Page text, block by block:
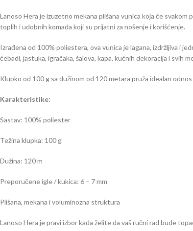
Lanoso Hera je izuzetno mekana plišana vunica koja će
toplih i udobnih komada koji su prijatni za nošenje i korišćenje.
Izrađena od 100% poliestera, ova vunica je lagana, izdržljiva i
ćebadi, jastuka, igračaka, šalova, kapa, kućnih dekoracija i svih
Klupko od 100 g sa dužinom od 120 metara pruža idealan
Karakteristike:
Sastav: 100% poliester
Težina klupka: 100 g
Dužina: 120 m
Preporučene igle / kukica: 6 – 7 mm
Plišana, mekana i voluminozna struktura
Lanoso Hera je pravi izbor kada želite da vaš ručni rad bude